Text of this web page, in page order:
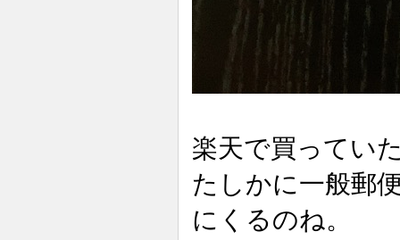
楽天で買ってい
たしかに一般郵
にくるのね。